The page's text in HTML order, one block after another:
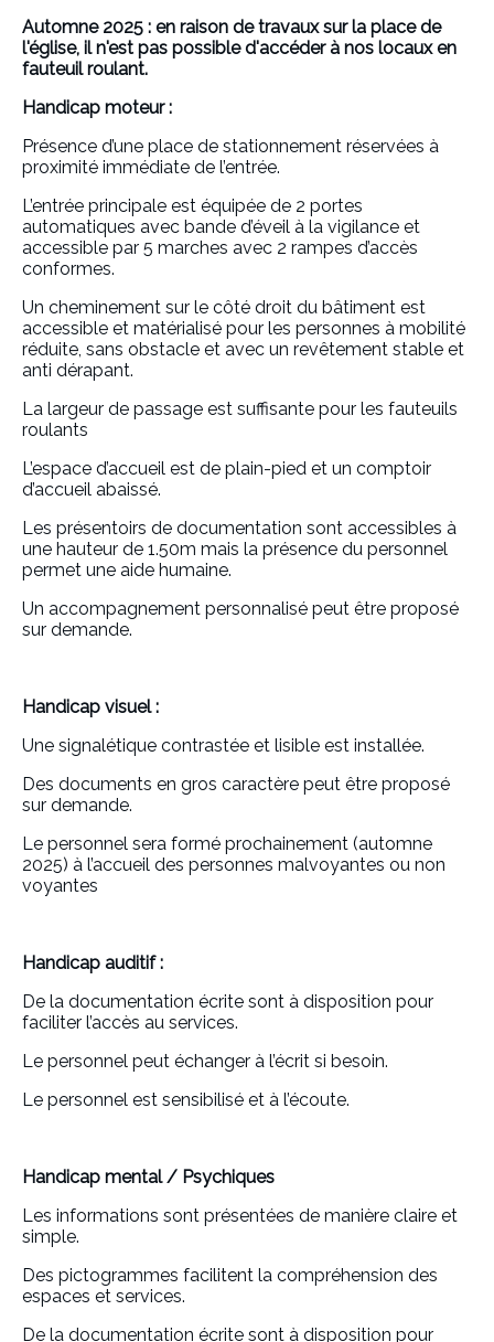
Automne 2025 : en raison de travaux sur la place de
l'église, il n'est pas possible d'accéder à nos locaux en
fauteuil roulant.
Handicap moteur :
Présence d’une place de stationnement réservées à
proximité immédiate de l’entrée.
L’entrée principale est équipée de 2 portes
automatiques avec bande d’éveil à la vigilance et
accessible par 5 marches avec 2 rampes d’accès
conformes.
Un cheminement sur le côté droit du bâtiment est
accessible et matérialisé pour les personnes à mobilité
réduite, sans obstacle et avec un revêtement stable et
anti dérapant.
La largeur de passage est suffisante pour les fauteuils
roulants
L’espace d’accueil est de plain-pied et un comptoir
d’accueil abaissé.
Les présentoirs de documentation sont accessibles à
une hauteur de 1.50m mais la présence du personnel
permet une aide humaine.
Un accompagnement personnalisé peut être proposé
sur demande.
Handicap visuel :
Une signalétique contrastée et lisible est installée.
Des documents en gros caractère peut être proposé
sur demande.
Le personnel sera formé prochainement (automne
2025) à l’accueil des personnes malvoyantes ou non
voyantes
Handicap auditif :
De la documentation écrite sont à disposition pour
faciliter l’accès au services.
Le personnel peut échanger à l’écrit si besoin.
Le personnel est sensibilisé et à l’écoute.
Handicap mental / Psychiques
Les informations sont présentées de manière claire et
simple.
Des pictogrammes facilitent la compréhension des
espaces et services.
De la documentation écrite sont à disposition pour